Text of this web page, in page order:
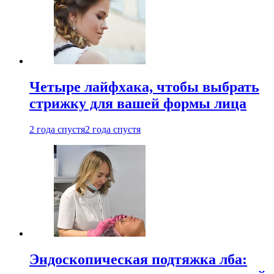
Четыре лайфхака, чтобы выбрать
стрижку для вашей формы лица
2 года спустя2 года спустя
Эндоскопическая подтяжка лба: